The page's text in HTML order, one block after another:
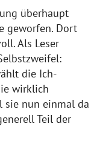
überhaupt
geworfen. Dort
Als Leser
die Ich-
wirklich
sie nun einmal da
Teil der